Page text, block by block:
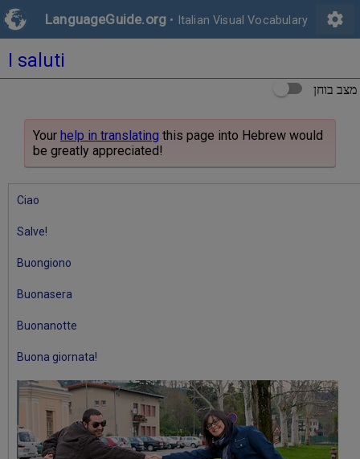
LanguageGuide.org • Italian Visual Vocabulary settings
I saluti
מצב בוחן
Your help in translating this page into Hebrew would
be greatly appreciated!
Ciao
Salve!
Buongiono
Buonasera
Buonanotte
Buona giornata!